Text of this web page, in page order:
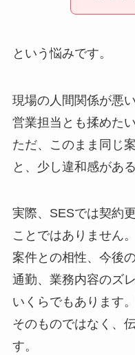
という悩みです。
現場の人間関係が悪
営業担当とも揉めた
ただ、このまま同じ
と、少し違和感があ
実際、SESでは契約
ことではありません。
案件との相性、今後
通勤、業務内容のズ
いくらでもあります
そのものではなく、
す。